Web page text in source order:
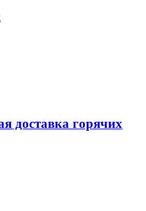
доставка горячих